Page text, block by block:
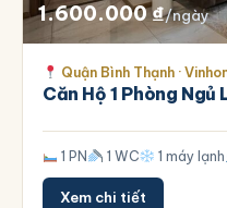
1.600.000₫/ngày
Quận Bình Thạnh ·
Căn Hộ 1 Phòng Ngủ
1 PN 1 WC 1 máy lạnh
Xem chi tiết